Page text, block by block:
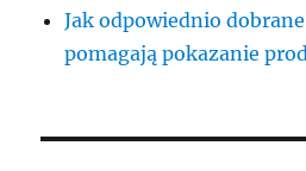
Jak odpowiednio
pomagają pokazanie